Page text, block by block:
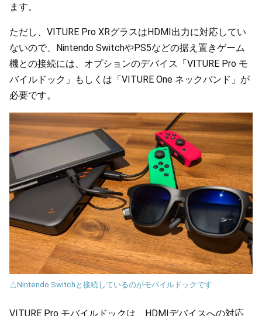
ます。
ただし、VITURE Pro XRグラスはHDMI出力に対応してい
ないので、Nintendo SwitchやPS5などの据え置きゲーム
機との接続には、オプションのデバイス「VITURE Pro モ
バイルドック」もしくは「VITURE One ネックバンド」が
必要です。
△Nintendo Switchと接続しているのがモバイルドックです
VITURE Pro モバイルドックは、HDMIデバイスへの対応